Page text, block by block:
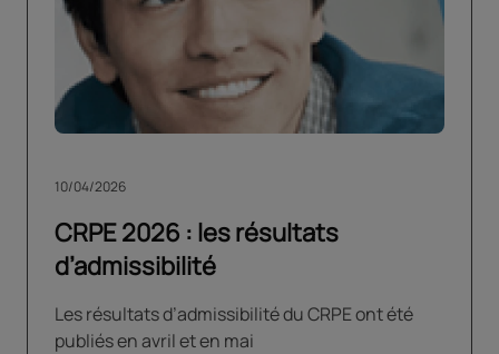
CRPE 2026 : les résultats
d’admissibilité
10/04/2026
Les résultats d’admissibilité du CRPE ont été
publiés en avril et en mai